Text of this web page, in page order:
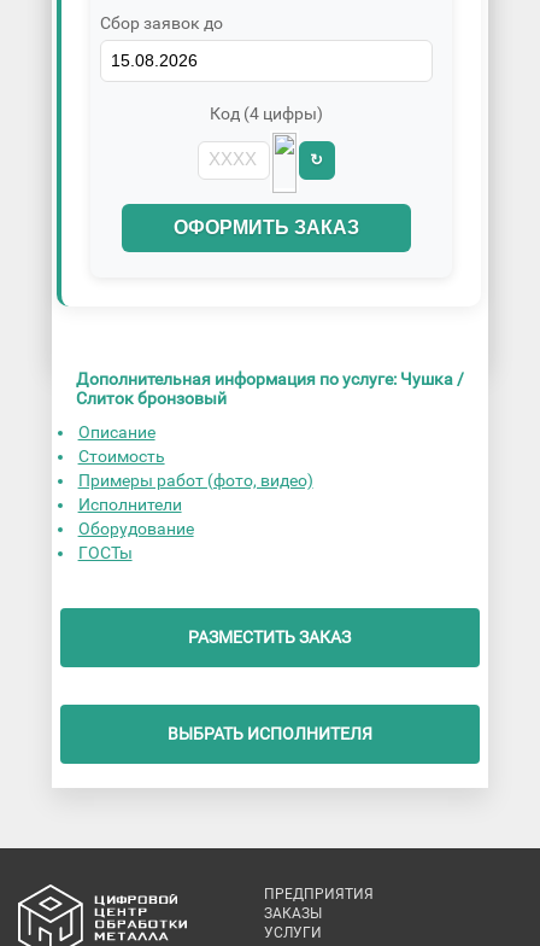
Сбор заявок до
Код (4 цифры)
↻
ОФОРМИТЬ ЗАКАЗ
Дополнительная информация по услуге: Чушка /
Слиток бронзовый
Описание
Стоимость
Примеры работ (фото, видео)
Исполнители
Оборудование
ГОСТы
РАЗМЕСТИТЬ ЗАКАЗ
ВЫБРАТЬ ИСПОЛНИТЕЛЯ
ПРЕДПРИЯТИЯ
ЗАКАЗЫ
УСЛУГИ